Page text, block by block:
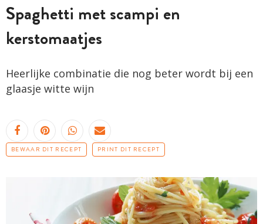
Spaghetti met scampi en
kerstomaatjes
Heerlijke combinatie die nog beter wordt bij een
glaasje witte wijn
BEWAAR DIT RECEPT PRINT DIT RECEPT